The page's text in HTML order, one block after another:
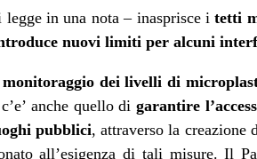
legge in una nota – inasprisce itetti
nuovi limiti per alcuni
monitoraggio dei livelli di
anche quello digarantire
pubblici, attraverso la creazione
all’esigenza di tali misure. Il